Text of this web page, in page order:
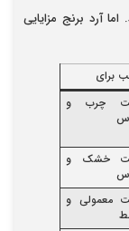
آرد برنج مزایایی
برای
چرب و
خشک و
معمولی و